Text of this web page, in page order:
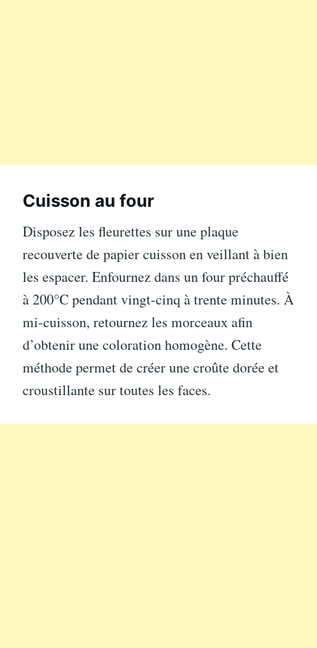
Cuisson au four
Disposez les fleurettes sur une plaque
recouverte de papier cuisson en veillant à bien
les espacer. Enfournez dans un four préchauffé
à 200°C pendant vingt-cinq à trente minutes. À
mi-cuisson, retournez les morceaux afin
d’obtenir une coloration homogène. Cette
méthode permet de créer une croûte dorée et
croustillante sur toutes les faces.